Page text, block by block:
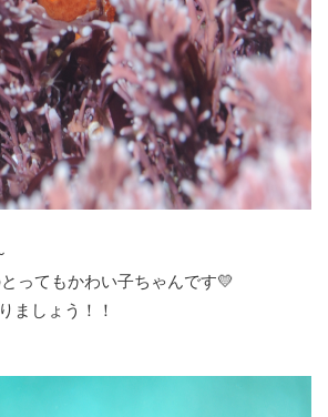
ってもかわい子ちゃんです💛
ましょう！！